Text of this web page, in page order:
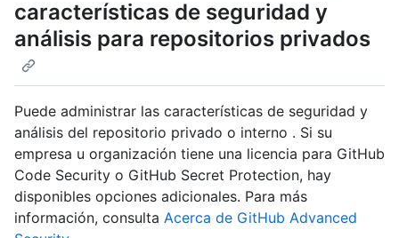
características de seguridad y
análisis para repositorios privados
Puede administrar las características de seguridad y
análisis del repositorio privado o interno . Si su
empresa u organización tiene una licencia para GitHub
Code Security o GitHub Secret Protection, hay
disponibles opciones adicionales. Para más
información, consulta Acerca de GitHub Advanced